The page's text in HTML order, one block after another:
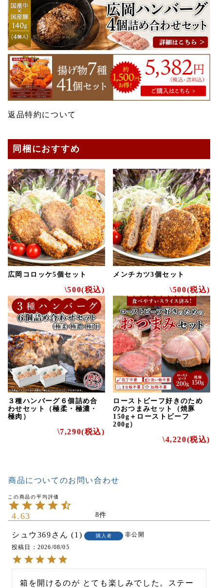
返品特約について
同梱におすすめ
広岡コロッケ5個セット
\500(税込)
メンチカツ3個セット
\500(税込)
３種ハンバーグ６個詰め合
わせセット（極柔・極濃・
極肉）
\7,290(税込)
ローストビーフ好きのため
のおつまみセット（焼豚
150g＋ローストビーフ
200g）
\4,220(税込)
商品についてのお問い合わせ
4.63 8
シュウ369 1 購入者
非公開
投稿日
2026/08/05
箱を開けるのが とても楽しみでした。ステー